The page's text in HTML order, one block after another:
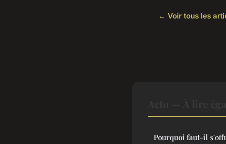
← Voir tous les
Pourquoi faut-il